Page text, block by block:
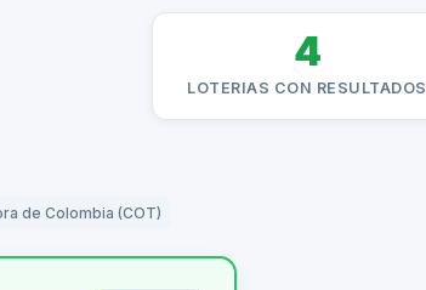
4
LOTERIAS CON RESULTADOS
de Colombia (COT)